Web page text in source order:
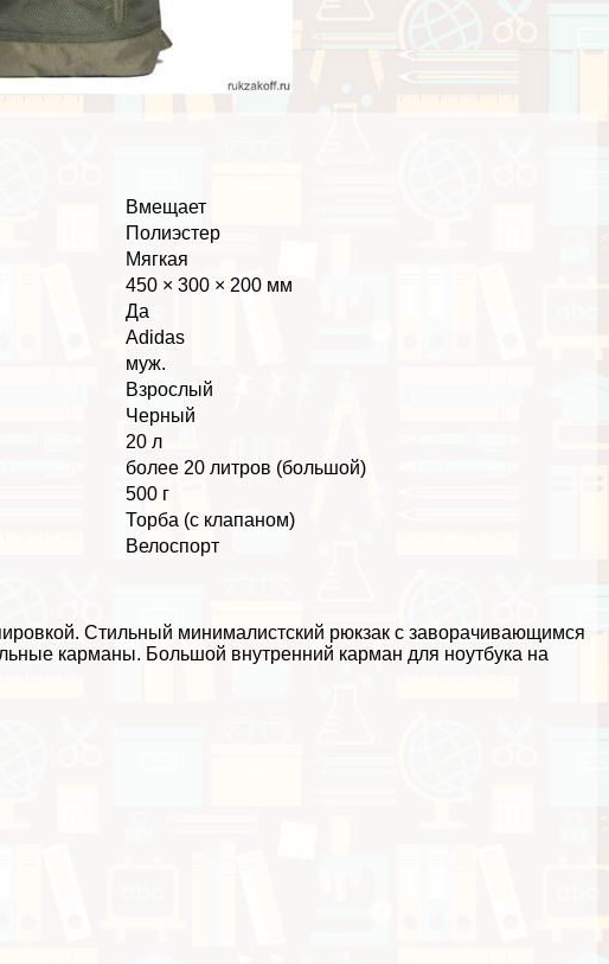
Вмещает
Полиэстер
Мягкая
450 × 300 × 200 мм
Да
Adidas
муж.
Взрослый
Черный
20 л
более 20 литров (большой)
500 г
Торба (с клапаном)
Велоспорт
Стильный минималистский рюкзак с заворачивающимся
карманы. Большой внутренний карман для ноутбука на